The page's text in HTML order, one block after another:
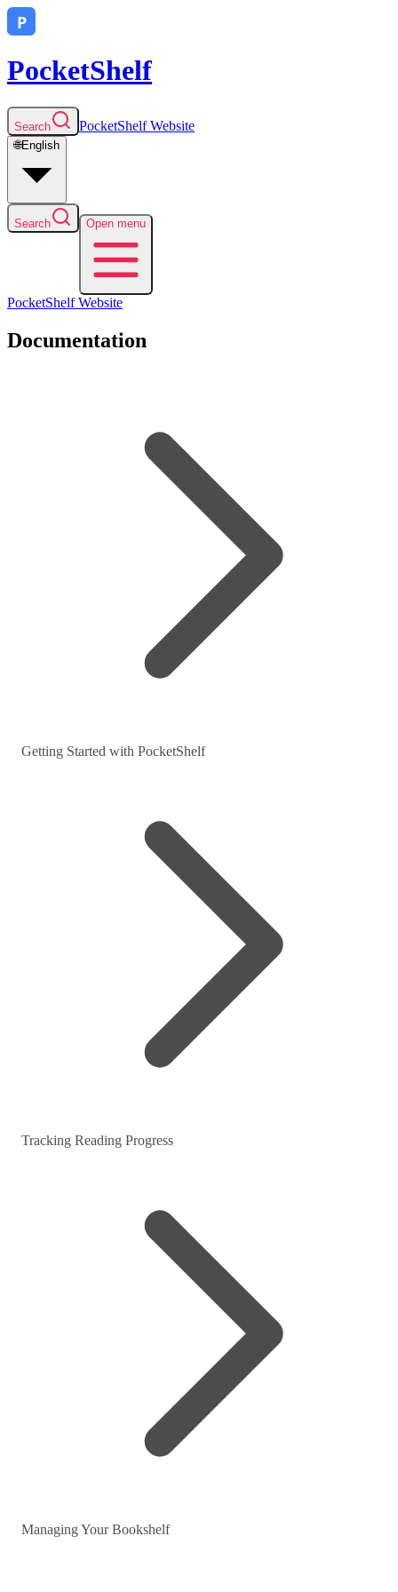
PocketShelf
Search PocketShelfWebsite
🌐English
Search Open menu
PocketShelfWebsite
Documentation
Getting Started with PocketShelf
Tracking Reading Progress
Managing Your Bookshelf